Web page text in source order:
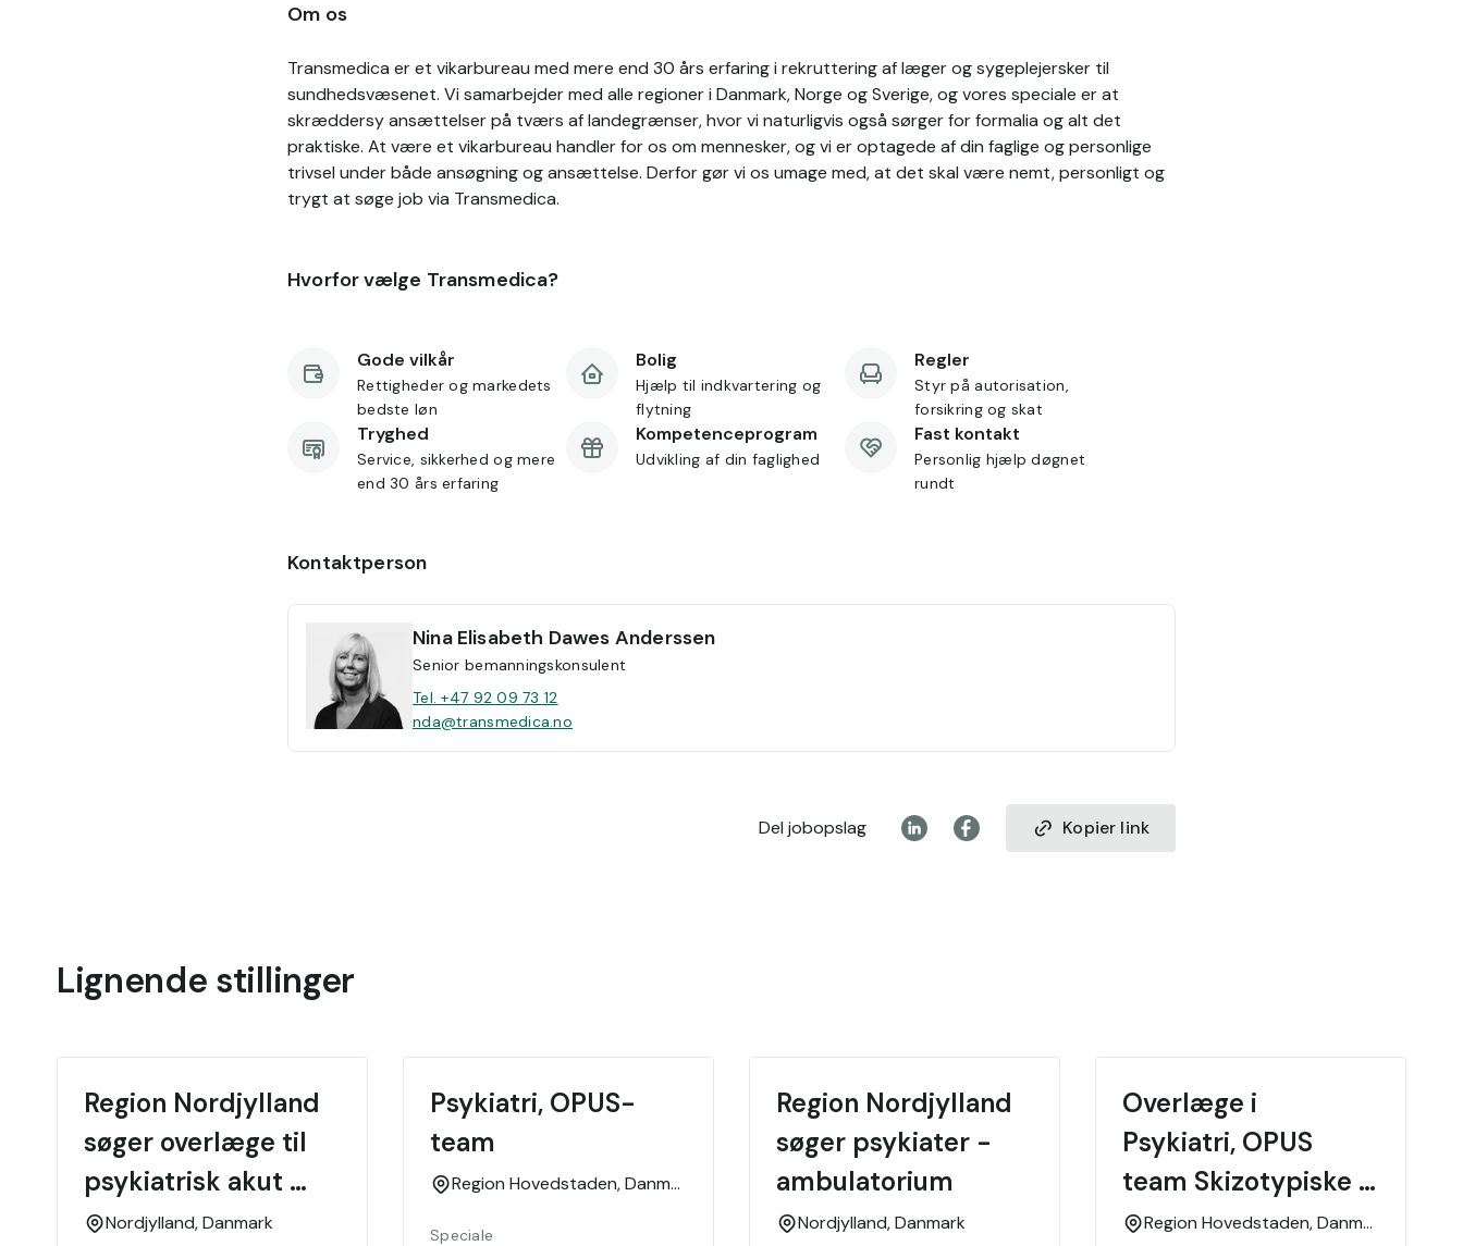
Om os
Transmedica er et vikarbureau med mere end 30 års erfaring i rekruttering af læger og sygeplejersker til
sundhedsvæsenet. Vi samarbejder med alle regioner i Danmark, Norge og Sverige, og vores speciale er at
skræddersy ansættelser på tværs af landegrænser, hvor vi naturligvis også sørger for formalia og alt det
praktiske. At være et vikarbureau handler for os om mennesker, og vi er optagede af din faglige og personlige
trivsel under både ansøgning og ansættelse. Derfor gør vi os umage med, at det skal være nemt, personligt og
trygt at søge job via Transmedica.
Hvorfor vælge Transmedica?
Gode vilkår
Rettigheder og markedets
bedste løn
Bolig
Hjælp til indkvartering og
flytning
Regler
Styr på autorisation,
forsikring og skat
Tryghed
Service, sikkerhed og mere
end 30 års erfaring
Kompetenceprogram
Udvikling af din faglighed
Fast kontakt
Personlig hjælp døgnet
rundt
Kontaktperson
Nina Elisabeth Dawes Anderssen
Senior bemanningskonsulent
Tel. +47 92 09 73 12
nda@transmedica.no
Del jobopslag Kopier link
Lignende stillinger
Region Nordjylland
søger overlæge til
psykiatrisk akut
område
Nordjylland,Danmark
Psykiatri, OPUS-
team
Region Hovedstaden,Danmark
Speciale
Region Nordjylland
søger psykiater -
Nordjylland,Danmark
Overlæge i
Psykiatri, OPUS
team Skizotypiske
sindslidelser
Region Hovedstaden,Danmark